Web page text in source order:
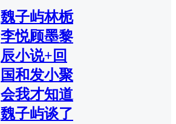
魏子屿林栀
李悦顾墨黎
辰小说+回
国和发小聚
会我才知道
魏子屿谈了